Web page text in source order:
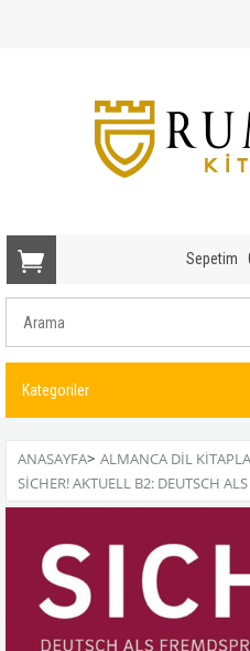
Sepetim
Kategoriler
ANASAYFA> ALMANCA DIL
SICHER! AKTUELL B2: DEUTSCH